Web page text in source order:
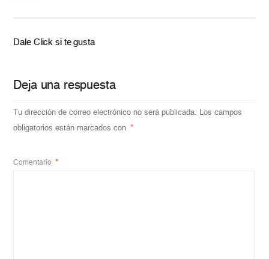
Dale Click si te gusta
Deja una respuesta
Tu dirección de correo electrónico no será publicada. Los campos
obligatorios están marcados con *
Comentario *